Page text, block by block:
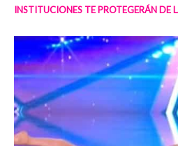
INSTITUCIONES TE PROTEGERÁN DE